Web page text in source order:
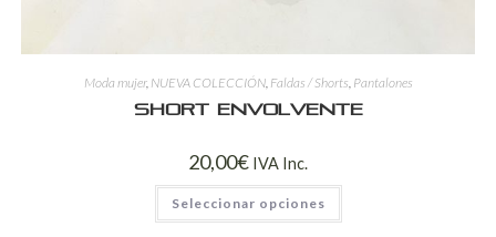
Moda mujer, NUEVA COLECCIÓN, Faldas / Shorts, Pantalones
Short Envolvente
20,00€ IVA Inc.
Seleccionar opciones